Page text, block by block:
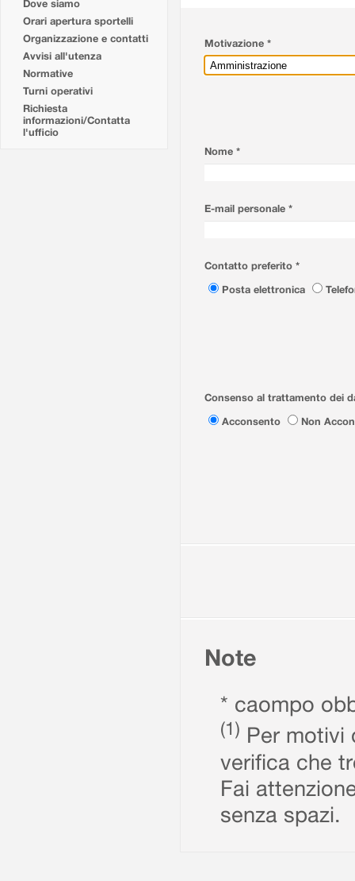
Dove siamo
Orari apertura sportelli
Organizzazione e contatti
Avvisi all'utenza
Normative
Turni operativi
Richiesta
informazioni/Contatta
l'ufficio
Motivazione *
Nome *
E-mail personale *
Contatto preferito *
Posta elettronica
Consenso al trattamento dei
Acconsento
Non
Note
* caompo
(1) Per motivi
verifica che
Fai
senza spazi.